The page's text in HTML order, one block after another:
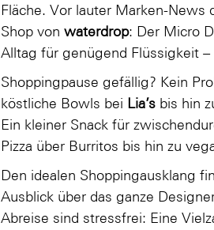
Fläche. Vor lauter Marken-
Shop vonwaterdrop: Der Micro
Alltag für genügend Flüssigkeit
Shoppingpause gefällig? Kein
köstliche Bowls bei Lia’s bis hin
Ein kleiner Snack für
Pizza über Burritos bis hin zu
Den idealen Shoppingausklang
Ausblick über das ganze
Abreise sind stressfrei: Eine